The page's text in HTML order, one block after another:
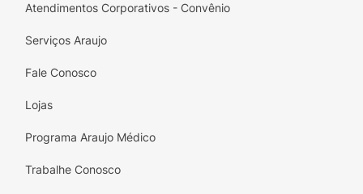
Atendimentos Corporativos - Convênio
Serviços Araujo
Fale Conosco
Lojas
Programa Araujo Médico
Trabalhe Conosco